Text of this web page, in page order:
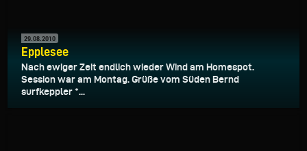
29.08.2010
Epplesee
Nach ewiger Zeit endlich wieder Wind am Homespot.
Session war am Montag. Grüße vom Süden Bernd
surfkeppler *...